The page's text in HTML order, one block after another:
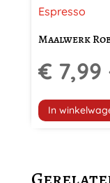
Maalwerk
€ 7,99
In
product
meerdere
variaties.
optie
kan